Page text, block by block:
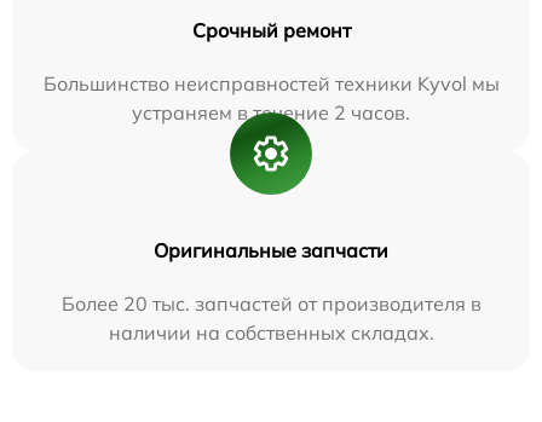
Срочный ремонт
Большинство неисправностей техники Kyvol мы
устраняем в течение 2 часов.
Оригинальные запчасти
Более 20 тыс. запчастей от производителя в
наличии на собственных складах.